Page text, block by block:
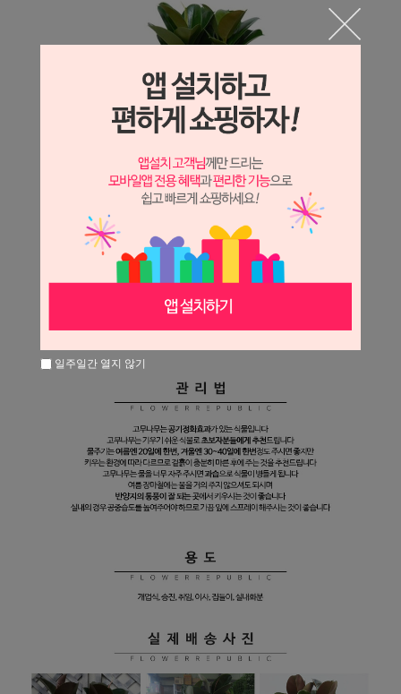
일주일간 열지 않기